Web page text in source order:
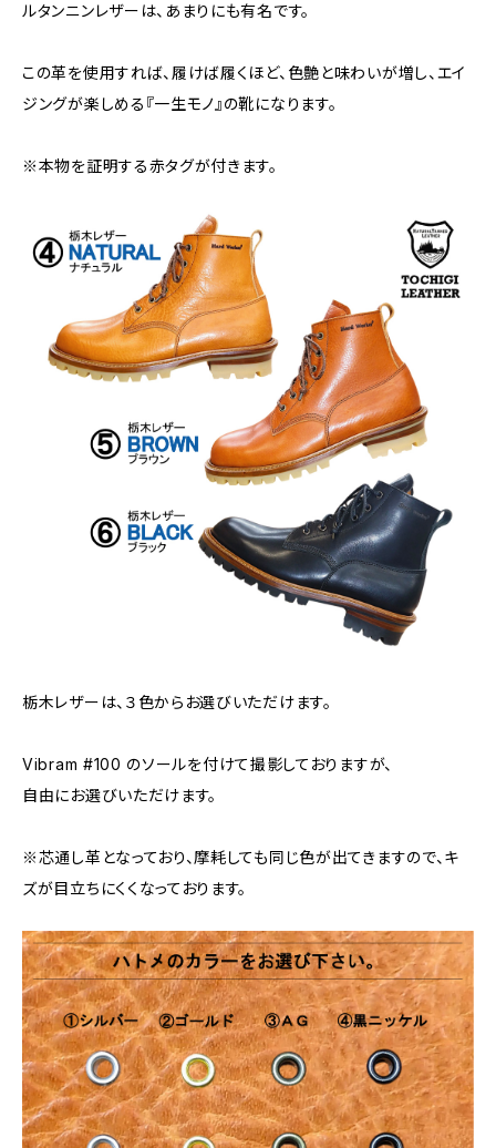
ルタンニンレザーは、あまりにも有名です。
この革を使用すれば、履けば履くほど、色艶と味わいが増し、エイ
ジングが楽しめる『一生モノ』の靴になります。
※本物を証明する赤タグが付きます。
栃木レザーは、３色からお選びいただけます。
Vibram #100 のソールを付けて撮影しておりますが、
自由にお選びいただけます。
※芯通し革となっており、摩耗しても同じ色が出てきますので、キ
ズが目立ちにくくなっております。